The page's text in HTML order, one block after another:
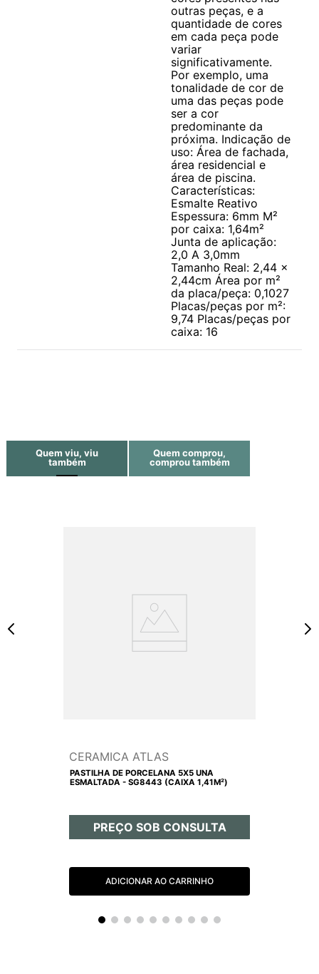
outras peças, e a
quantidade de cores
em cada peça pode
variar
significativamente.
Por exemplo, uma
tonalidade de cor de
uma das peças pode
ser a cor
predominante da
próxima. Indicação de
uso: Área de fachada,
área residencial e
área de piscina.
Características:
Esmalte Reativo
Espessura: 6mm M²
por caixa: 1,64m²
Junta de aplicação:
2,0 A 3,0mm
Tamanho Real: 2,44 x
2,44cm Área por m²
da placa/peça: 0,1027
Placas/peças por m²:
9,74 Placas/peças por
caixa: 16
Quem viu, viu
também
Quem comprou,
comprou também
CERAMICA ATLAS
PASTILHA DE PORCELANA 5X5 UNA
ESMALTADA - SG8443 (CAIXA 1,41M²)
PREÇO SOB CONSULTA
ADICIONAR AO CARRINHO